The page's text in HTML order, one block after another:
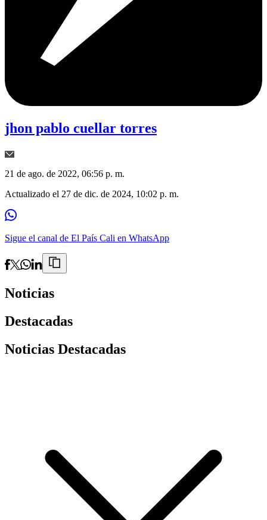
jhon pablo cuellar torres
21 de ago. de 2022, 06:56 p. m.
Actualizado el 27 de dic. de 2024, 10:02 p. m.
Sigue el canal de El País Cali en WhatsApp
Noticias
Destacadas
Noticias Destacadas